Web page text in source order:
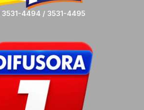
3531-4494 / 3531-4495